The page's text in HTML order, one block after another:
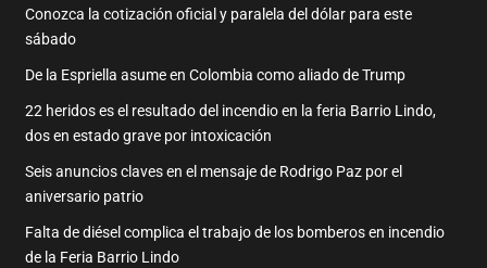
Conozca la cotización oficial y paralela del dólar para este
sábado
De la Espriella asume en Colombia como aliado de Trump
22 heridos es el resultado del incendio en la feria Barrio Lindo,
dos en estado grave por intoxicación
Seis anuncios claves en el mensaje de Rodrigo Paz por el
aniversario patrio
Falta de diésel complica el trabajo de los bomberos en incendio
de la Feria Barrio Lindo